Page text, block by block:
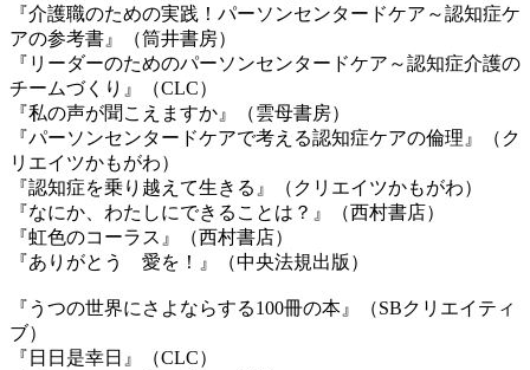
『介護職のための実践！パーソンセンタードケア～認知症ケ
アの参考書』（筒井書房）
『リーダーのためのパーソンセンタードケア～認知症介護の
チームづくり』（CLC）
『私の声が聞こえますか』（雲母書房）
『パーソンセンタードケアで考える認知症ケアの倫理』（ク
リエイツかもがわ）
『認知症を乗り越えて生きる』（クリエイツかもがわ）
『なにか、わたしにできることは？』（西村書店）
『虹色のコーラス』（西村書店）
『ありがとう 愛を！』（中央法規出版）
『うつの世界にさよならする100冊の本』（SBクリエイティ
ブ）
『日日是幸日』（CLC）